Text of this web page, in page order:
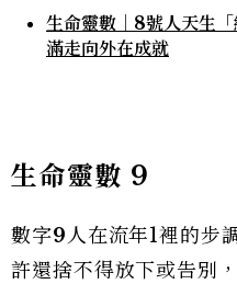
生命靈數｜8號人天生
滿走向外在成就
生命靈數 9
數字9人在流年1裡的步
許還捨不得放下或告別